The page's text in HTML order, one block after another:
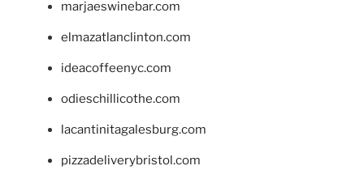
marjaeswinebar.com
elmazatlanclinton.com
ideacoffeenyc.com
odieschillicothe.com
lacantinitagalesburg.com
pizzadeliverybristol.com